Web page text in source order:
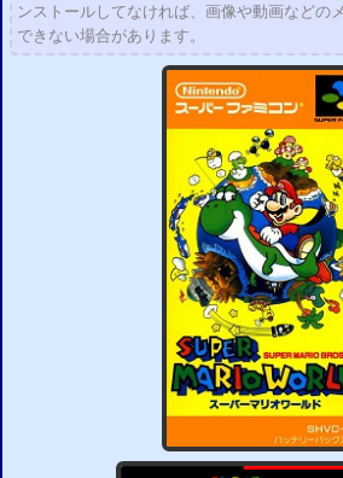
ンストールしてなければ、画像や動画などの
できない場合があります。